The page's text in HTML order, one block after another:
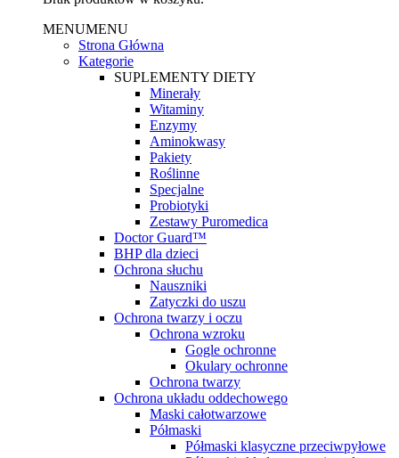
MENUMENU
Strona Główna
Kategorie
SUPLEMENTY DIETY
Minerały
Witaminy
Enzymy
Aminokwasy
Pakiety
Roślinne
Specjalne
Probiotyki
Zestawy Puromedica
Doctor Guard™
BHP dla dzieci
Ochrona słuchu
Nauszniki
Zatyczki do uszu
Ochrona twarzy i oczu
Ochrona wzroku
Gogle ochronne
Okulary ochronne
Ochrona twarzy
Ochrona układu oddechowego
Maski całotwarzowe
Półmaski
Półmaski klasyczne przeciwpyłowe